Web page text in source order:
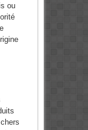
ou